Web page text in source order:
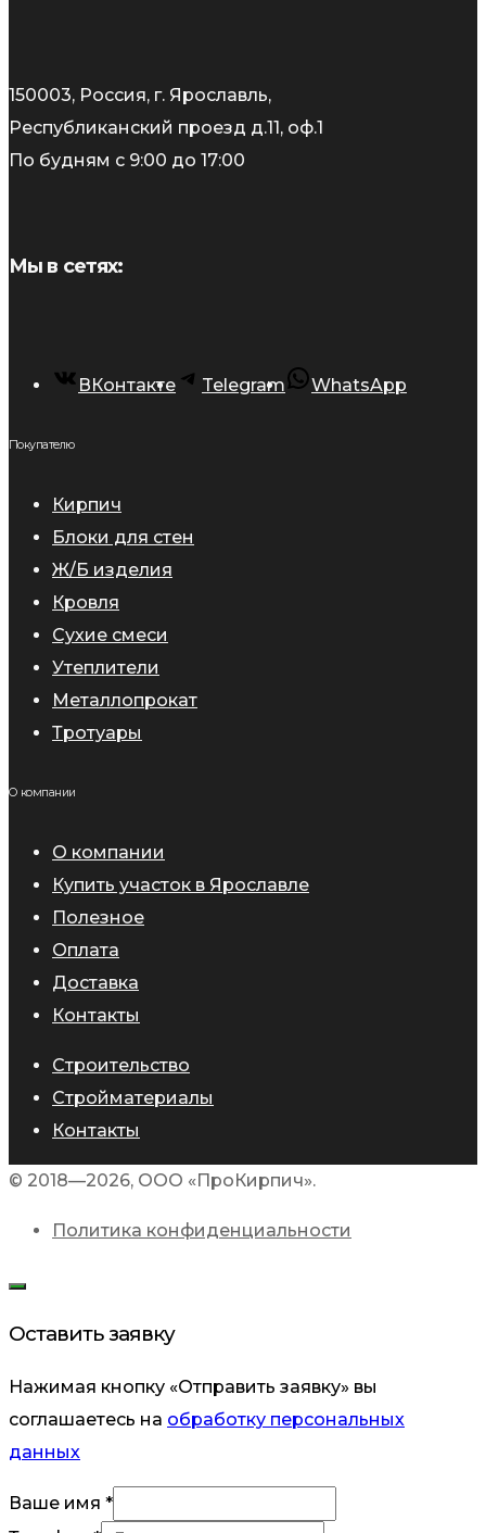
150003, Россия, г. Ярославль,
Республиканский проезд д.11, оф.1
По будням с 9:00 до 17:00
Мы в сетях:
ВКонтакте Telegram WhatsApp
Покупателю
Кирпич
Блоки для стен
Ж/Б изделия
Кровля
Сухие смеси
Утеплители
Металлопрокат
Тротуары
О компании
О компании
Купить участок в Ярославле
Полезное
Оплата
Доставка
Контакты
Строительство
Стройматериалы
Контакты
© 2018—2026, ООО «ПроКирпич».
Политика конфиденциальности
Оставить заявку
Нажимая кнопку «Отправить заявку» вы
соглашаетесь на обработку персональных
данных
Телефон
Ваше имя *